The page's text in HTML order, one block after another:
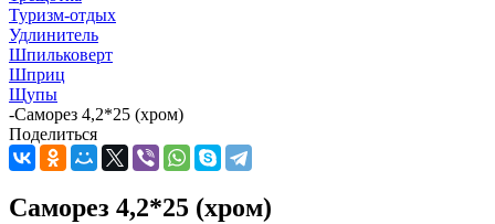
Туризм-отдых
Удлинитель
Шпильковерт
Шприц
Щупы
-Саморез 4,2*25 (хром)
Поделиться
Саморез 4,2*25 (хром)